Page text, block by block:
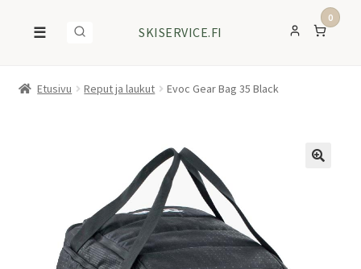
☰ SKISERVICE.FI
0
Etusivu Reput ja laukut Evoc Gear Bag 35 Black